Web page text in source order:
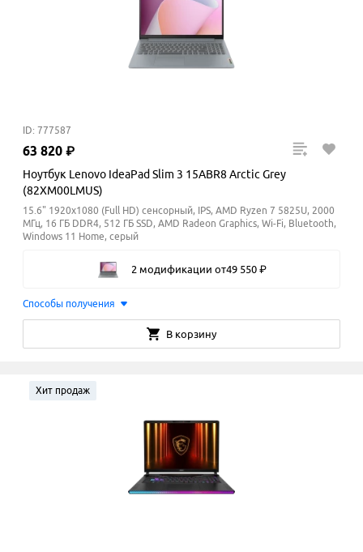
ID: 777587
63 820 ₽
Ноутбук Lenovo IdeaPad Slim 3 15ABR8 Arctic Grey
(82XM00LMUS)
15.6" 1920x1080 (Full HD) сенсорный, IPS, AMD Ryzen 7 5825U, 2000
МГц, 16 ГБ DDR4, 512 ГБ SSD, AMD Radeon Graphics, Wi-Fi, Bluetooth,
Windows 11 Home, серый
2 модификации от49 550 ₽
Способы получения
В корзину
Хит продаж